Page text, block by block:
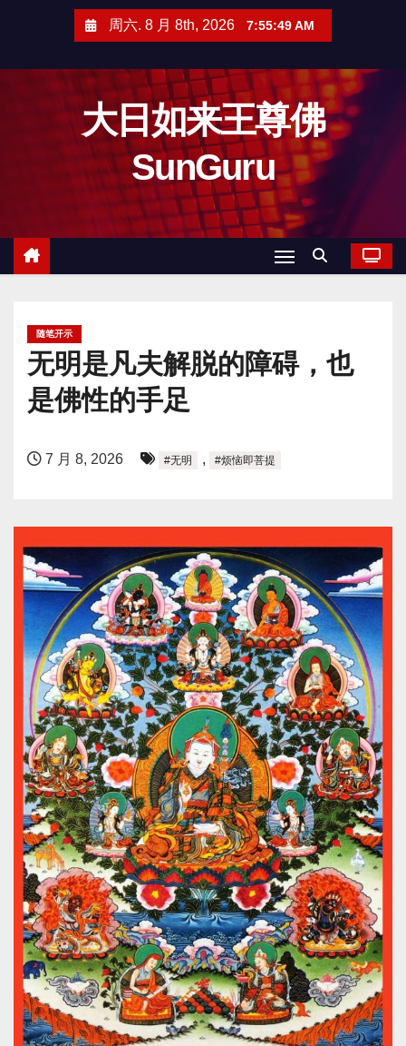
周六. 8 月 8th, 2026 7:55:51 AM
大日如来王尊佛
SunGuru
随笔开示
无明是凡夫解脱的障碍，也
是佛性的手足
7 月 8, 2026 #无明 , #烦恼即菩提